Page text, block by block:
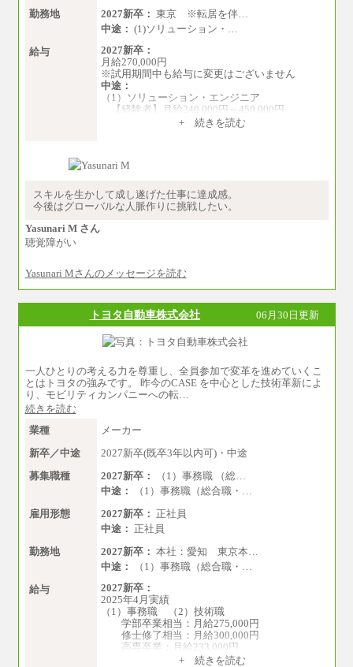
勤務地
2027新卒： 東京 ※転居を伴…
中途： (1)ソリューション・…
給与
2027新卒：
月給270,000円
※試用期間中も給与に変更はございません
中途：
（1）ソリューション・エンジニア
【経験者】月給240,000円～450,000円
※地域や業務内容によって変動がありま
す
（2）一般事務
月給210,000円～350,000円
※地域や業務内容によって変動があります
※試用期間中も給与に変更はございません
+ 続きを読む
スキルを生かして成し遂げた仕事に達成感。
今後はグローバルな人脈作りに挑戦したい。
Yasunari M さん
聴覚障がい
Yasunari Mさんのメッセージを読む
トヨタ自動車株式会社 06月30日更新
一人ひとりの考える力を尊重し、全員参加で変革を進めていくこ
とはトヨタの強みです。 昨今のCASE を中心とした技術革新によ
り、モビリティカンパニーへの転…
続きを読む
業種
メーカー
新卒／中途
2027新卒(既卒3年以内可)・中途
募集職種
2027新卒：
（1）事務職 （総…
中途：
（1）事務職（総合職・…
雇用形態
2027新卒： 正社員
中途： 正社員
勤務地
2027新卒： 本社：愛知 東京本…
中途：
（1）事務職（総合職・…
給与
2027新卒：
2025年4月実績
（1）事務職 （2）技術職
学部卒業相当：月給275,000円
修士修了相当：月給300,000円
高専卒業：月給233,000円
+ 続きを読む